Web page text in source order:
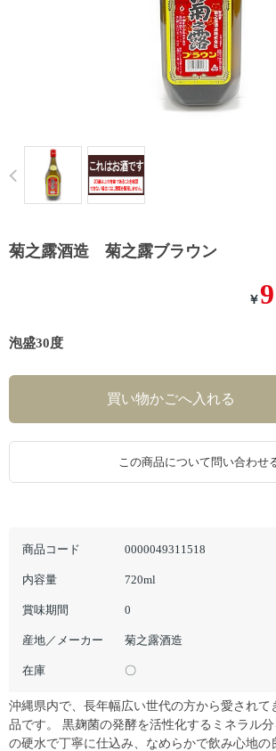
Prev
菊之露酒造 菊之露ブラウン
泡盛30度
￥
商品コード 0000049311518
内容量 720ml
賞味期間 0
産地／メーカー 菊之露酒造
在庫 〇
この商品について問い合わせ
沖縄県内で、長年幅広い世代の方から愛されて
品です。 黒麹菌の発酵を活性化するミネラル
の硬水で丁寧に仕込み、なめらかで飲み心地の